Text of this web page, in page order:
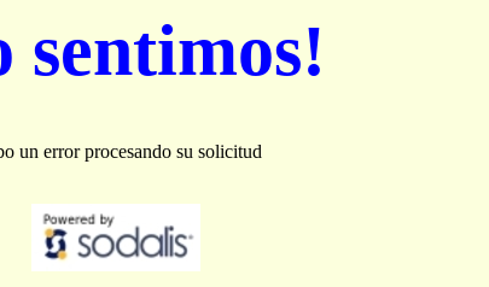
sentimos!
un error procesando su solicitud